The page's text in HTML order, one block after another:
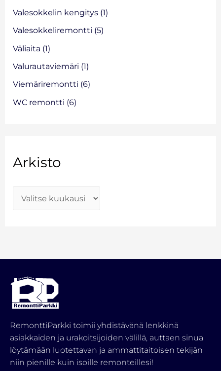
Valesokkelin kengitys (1)
Valesokkeliremontti (5)
Väliaita (1)
Valurautaviemäri (1)
Viemäriremontti (6)
WC remontti (6)
Arkisto
RemonttiParkki toimii yhdistävänä lenkkinä
asiakkaiden ja urakoitsijoiden välillä, auttaen sinua
löytämään luotettavan ja ammattitaitoisen tekijän
niin pienille kuin isoille remonteillesi!